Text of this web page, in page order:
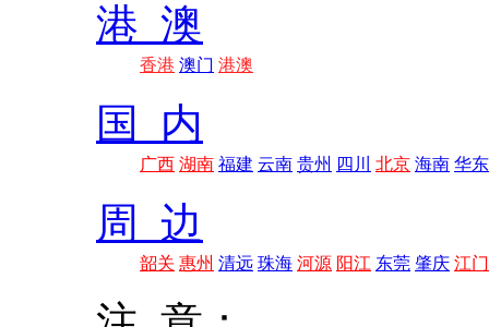
港 澳
香港 澳门 港澳
国 内
广西 湖南 福建 云南 贵州 四川 北京 海南 华东
周 边
韶关 惠州 清远 珠海 河源 阳江 东莞 肇庆 江门